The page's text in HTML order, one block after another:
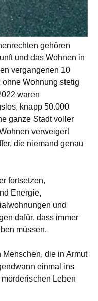
gehören
und das Wohnen in
vergangenen 10
Wohnung stetig
waren
knapp 50.000
ganze Stadt voller
verweigert
die niemand genau
fortsetzen,
Energie,
und
dafür, dass immer
müssen.
die in Armut
einmal ins
Leben